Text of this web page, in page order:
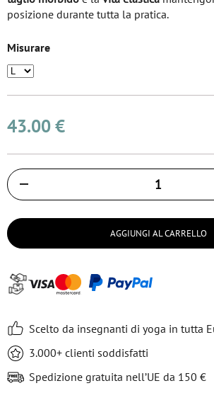
posizione durante tutta la pratica.
Misurare
43.00 €
Količina
AGGIUNGI AL CARRELLO
Scelto da insegnanti di yoga in tutta
3.000+ clienti soddisfatti
Spedizione gratuita nell’UE da 150 €